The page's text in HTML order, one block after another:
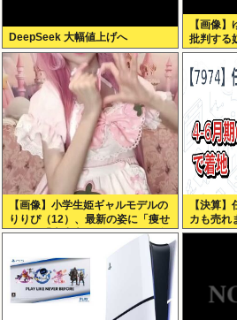
DeepSeek 大幅値上げへ
【画像
批判する
翼は人間
の福田村
【画像】小学生姫ギャルモデルの
りりぴ（12）、最新の姿に「痩せ
すぎ」「大丈夫？ちゃんとご飯食
【決算
カも売れ
どすえ！